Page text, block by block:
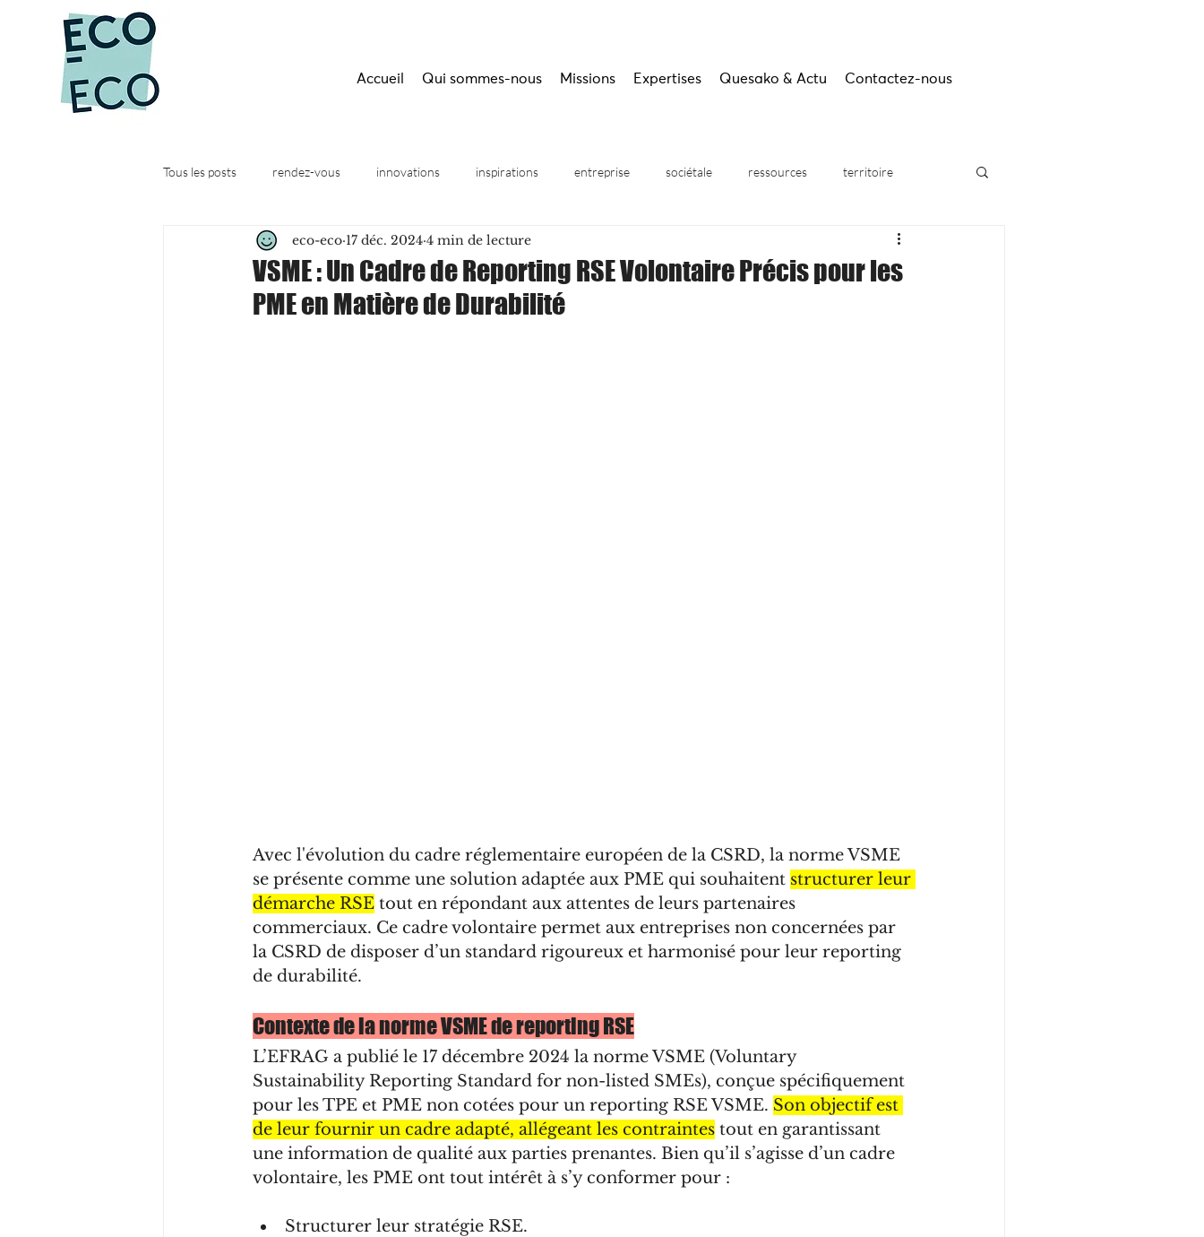
Accueil Qui sommes-nous Missions Expertises Quesako & Actu Contactez-nous
Tous les posts rendez-vous innovations inspirations entreprise sociétale ressources territoire
Quesako-éco ? Actus Webinaires
VSME : Un Cadre de Reporting RSE Volontaire Précis pour les
PME en Matière de Durabilité
eco-eco 17 déc. 2024 4 min de lecture
Avec l'évolution du cadre réglementaire européen de la CSRD, la norme VSME
se présente comme une solution adaptée aux PME qui souhaitent structurer leur
démarche RSE tout en répondant aux attentes de leurs partenaires
commerciaux. Ce cadre volontaire permet aux entreprises non concernées par
la CSRD de disposer d’un standard rigoureux et harmonisé pour leur reporting
de durabilité.
Contexte de la norme VSME de reporting RSE
L’EFRAG a publié le 17 décembre 2024 la norme VSME (Voluntary
Sustainability Reporting Standard for non-listed SMEs), conçue spécifiquement
pour les TPE et PME non cotées pour un reporting RSE VSME. Son objectif est
de leur fournir un cadre adapté, allégeant les contraintes tout en garantissant
une information de qualité aux parties prenantes. Bien qu’il s’agisse d’un cadre
volontaire, les PME ont tout intérêt à s’y conformer pour :
Structurer leur stratégie RSE.